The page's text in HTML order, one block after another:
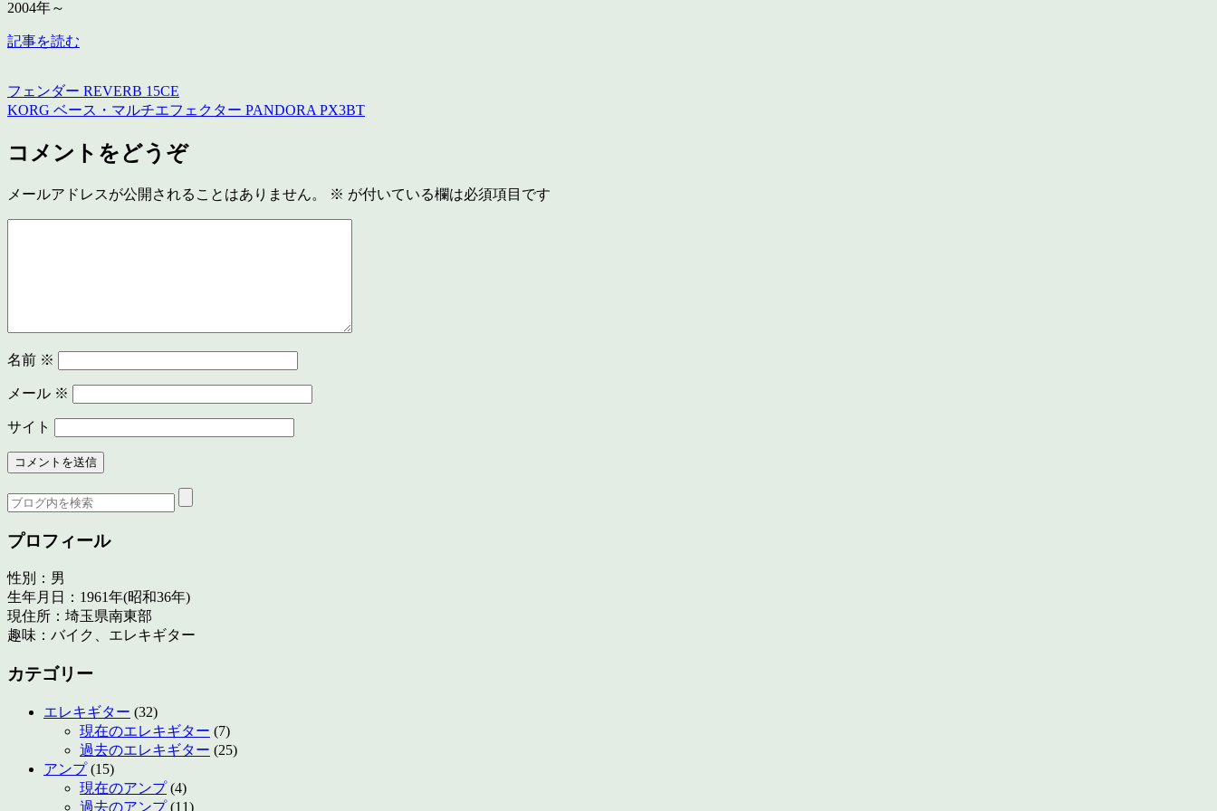
2004年～
記事を読む
フェンダー REVERB 15CE
KORG ベース・マルチエフェクター PANDORA PX3BT
コメントをどうぞ
メールアドレスが公開されることはありません。 ※ が付いている欄は必須項目です
名前 ※
メール ※
サイト
プロフィール
性別：男
生年月日：1961年(昭和36年)
現住所：埼玉県南東部
趣味：バイク、エレキギター
カテゴリー
エレキギター (32)
現在のエレキギター (7)
過去のエレキギター (25)
アンプ(15)
現在のアンプ(4)
過去のアンプ(11)